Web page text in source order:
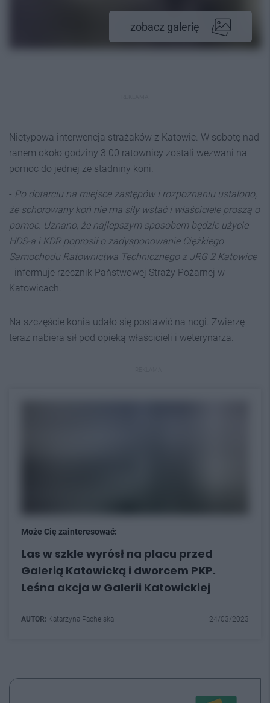
zobacz galerię
Nietypowa interwencja strażaków z Katowic. W sobotę nad
ranem około godziny 3.00 ratownicy zostali wezwani na
pomoc do jednej ze stadniny koni.
- Po dotarciu na miejsce zastępów i rozpoznaniu ustalono,
że schorowany koń nie ma siły wstać i właściciele proszą o
pomoc. Uznano, że najlepszym sposobem będzie użycie
HDS-a i KDR poprosił o zadysponowanie Ciężkiego
Samochodu Ratownictwa Technicznego z JRG 2 Katowice
- informuje rzecznik Państwowej Straży Pożarnej w
Katowicach.
Na szczęście konia udało się postawić na nogi. Zwierzę
teraz nabiera sił pod opieką właścicieli i weterynarza.
Może Cię zainteresować:
Las w szkle wyrósł na placu przed
Galerią Katowicką i dworcem PKP.
Leśna akcja w Galerii Katowickiej
AUTOR: Katarzyna Pachelska 24/03/2023